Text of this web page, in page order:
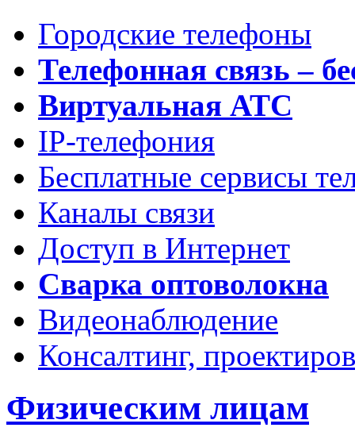
Городские телефоны
Телефонная связь –
Виртуальная АТС
IP-телефония
Бесплатные сервисы
Каналы связи
Доступ в Интернет
Сварка оптоволокна
Видеонаблюдение
Консалтинг,
Физическим лицам